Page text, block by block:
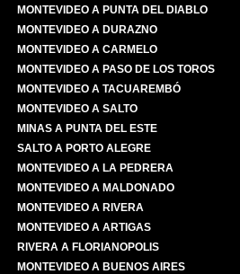
MONTEVIDEO A PUNTA DEL DIABLO
MONTEVIDEO A DURAZNO
MONTEVIDEO A CARMELO
MONTEVIDEO A PASO DE LOS TOROS
MONTEVIDEO A TACUAREMBÓ
MONTEVIDEO A SALTO
MINAS A PUNTA DEL ESTE
SALTO A PORTO ALEGRE
MONTEVIDEO A LA PEDRERA
MONTEVIDEO A MALDONADO
MONTEVIDEO A RIVERA
MONTEVIDEO A ARTIGAS
RIVERA A FLORIANOPOLIS
MONTEVIDEO A BUENOS AIRES